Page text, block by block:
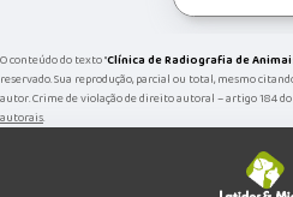
O conteúdo do texto "Clínica de Radiografia de
reservado. Sua reprodução, parcial ou total, mesmo
autor. Crime de violação de direito autoral – artigo 184 do
autorais.